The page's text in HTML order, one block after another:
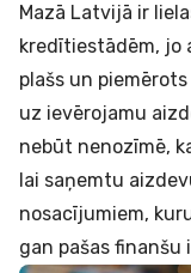
Mazā Latvijā ir
kredītiestādēm, jo
plašs un
uz ievērojamu
nebūt nenozīmē,
lai saņemtu
nosacījumiem,
gan pašas finanšu